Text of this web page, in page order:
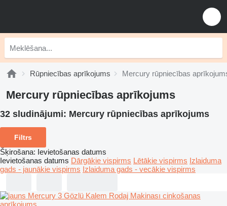
Rūpniecības aprīkojums Mercury rūpniecības
Mercury rūpniecības aprīkojums
32 sludinājumi: Mercury rūpniecības aprīkojums
Filtrs
Šķirošana: Ievietošanas datums
Ievietošanas datums Dārgākie vispirms Lētākie vispirms Izlaiduma
gads - jaunākie vispirms Izlaiduma gads - vecākie vispirms